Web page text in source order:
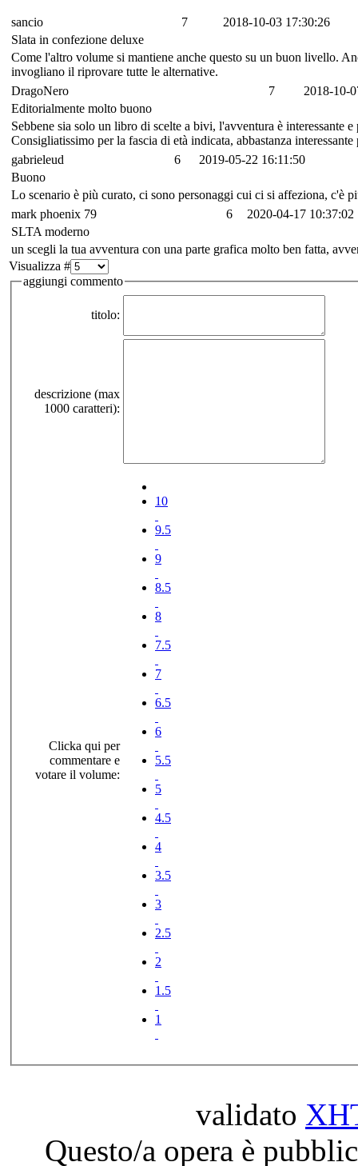
sancio 7
2018-10-03 17:30:26
Slata in confezione deluxe
Come l'altro volume si mantiene anche questo su un buon livello.
invogliano il riprovare tutte le alternative.
DragoNero
7
2018-10-
Editorialmente molto buono
Sebbene sia solo un libro di scelte a bivi, l'avventura è interessante
Consigliatissimo per la fascia di età indicata, abbastanza
gabrieleud
6
2019-05-22 16:11:50
Buono
Lo scenario è più curato, ci sono personaggi cui ci si affeziona, c'è
mark phoenix 79
6
2020-04-17 10:37:02
SLTA moderno
un scegli la tua avventura con una parte grafica molto ben fatta,
Visualizza #
aggiungi commento
titolo:
descrizione (max
1000 caratteri):
Clicka qui per
commentare e
votare il volume:
10
9.5
9
8.5
8
7.5
7
6.5
6
5.5
5
4.5
4
3.5
3
2.5
2
1.5
1
validato
Questo/a opera è